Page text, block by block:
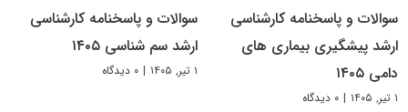
سوالات و پاسخنامه کارشناسی
ارشد پیشگیری بیماری های
دامی ۱۴۰۵
۱ تیر, ۱۴۰۵ | ۰ دیدگاه
سوالات و پاسخنامه کارشناسی
ارشد سم شناسی ۱۴۰۵
۱ تیر, ۱۴۰۵ | ۰ دیدگاه